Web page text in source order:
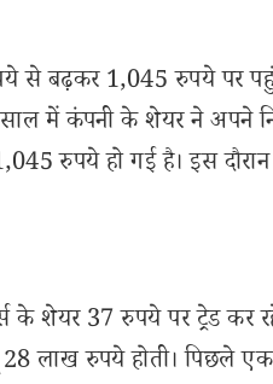
से बढ़कर 1,045 रुपये पर
साल में कंपनी के शेयर ने अपने
रुपये हो गई है। इस
के शेयर 37 रुपये पर ट्रेड
रुपये होती। पिछले एक